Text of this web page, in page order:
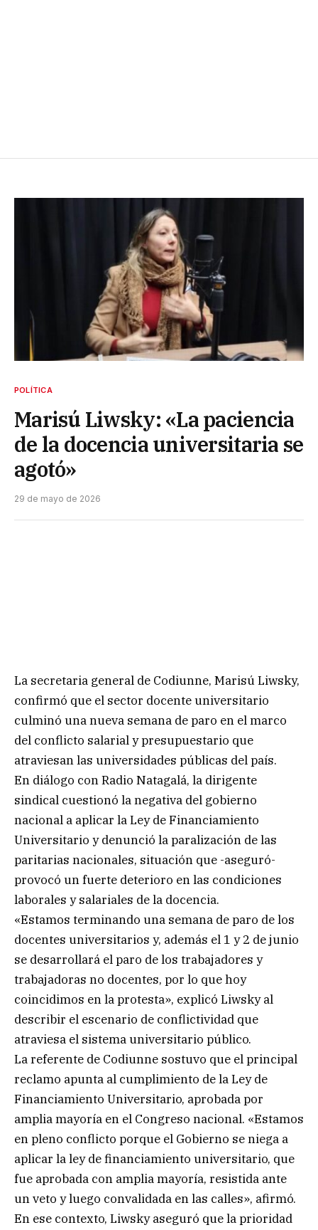
POLÍTICA
Marisú Liwsky: «La paciencia
de la docencia universitaria se
agotó»
29 de mayo de 2026
La secretaria general de Codiunne, Marisú Liwsky,
confirmó que el sector docente universitario
culminó una nueva semana de paro en el marco
del conflicto salarial y presupuestario que
atraviesan las universidades públicas del país.
En diálogo con Radio Natagalá, la dirigente
sindical cuestionó la negativa del gobierno
nacional a aplicar la Ley de Financiamiento
Universitario y denunció la paralización de las
paritarias nacionales, situación que -aseguró-
provocó un fuerte deterioro en las condiciones
laborales y salariales de la docencia.
«Estamos terminando una semana de paro de los
docentes universitarios y, además el 1 y 2 de junio
se desarrollará el paro de los trabajadores y
trabajadoras no docentes, por lo que hoy
coincidimos en la protesta», explicó Liwsky al
describir el escenario de conflictividad que
atraviesa el sistema universitario público.
La referente de Codiunne sostuvo que el principal
reclamo apunta al cumplimiento de la Ley de
Financiamiento Universitario, aprobada por
amplia mayoría en el Congreso nacional. «Estamos
en pleno conflicto porque el Gobierno se niega a
aplicar la ley de financiamiento universitario, que
fue aprobada con amplia mayoría, resistida ante
un veto y luego convalidada en las calles», afirmó.
En ese contexto, Liwsky aseguró que la prioridad